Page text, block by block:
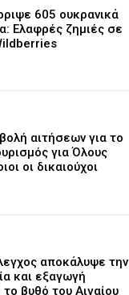
605 ουκρανικά
Ελαφρές ζημιές σε
αιτήσεων για το
για Όλους
οι δικαιούχοι
αποκάλυψε την
και εξαγωγή
βυθό του Αιγαίου